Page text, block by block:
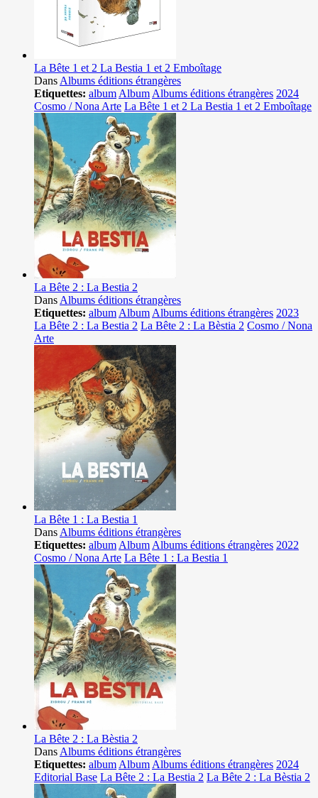
La Bête 1 et 2 La Bestia 1 et 2 Emboîtage
Dans Albums éditions étrangères
Etiquettes: album Album Albums éditions étrangères 2024
Cosmo / Nona Arte La Bête 1 et 2 La Bestia 1 et 2 Emboîtage
La Bête 2 : La Bestia 2
Dans Albums éditions étrangères
Etiquettes: album Album Albums éditions étrangères 2023
La Bête 2 : La Bestia 2 La Bête 2 : La Bèstia 2 Cosmo / Nona
Arte
La Bête 1 : La Bestia 1
Dans Albums éditions étrangères
Etiquettes: album Album Albums éditions étrangères 2022
Cosmo / Nona Arte La Bête 1 : La Bestia 1
La Bête 2 : La Bèstia 2
Dans Albums éditions étrangères
Etiquettes: album Album Albums éditions étrangères 2024
Editorial Base La Bête 2 : La Bestia 2 La Bête 2 : La Bèstia 2